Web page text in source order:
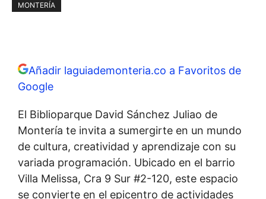
MONTERÍA
Añadir laguiademonteria.co a Favoritos de
Google
El Biblioparque David Sánchez Juliao de
Montería te invita a sumergirte en un mundo
de cultura, creatividad y aprendizaje con su
variada programación. Ubicado en el barrio
Villa Melissa, Cra 9 Sur #2-120, este espacio
se convierte en el epicentro de actividades